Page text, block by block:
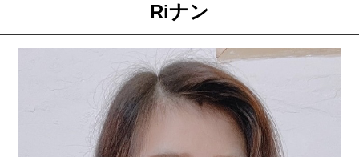
Riナン